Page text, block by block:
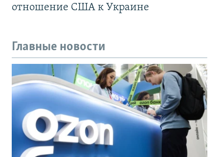
отношение США к Украине
Главные новости